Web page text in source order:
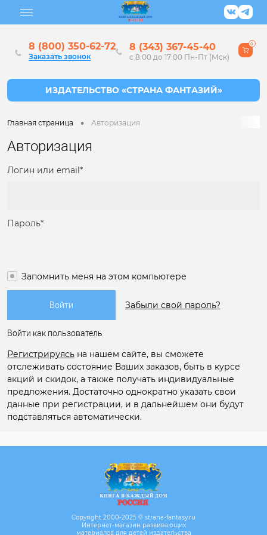
8 (800) 350-62-72
Заказать звонок
8 (343) 367-45-40
с 8:00 до 17:00 Пн-Пт (Мск)
0
Главная страница • Авторизация
Авторизация
Логин или email*
Пароль*
Запомнить меня на этом компьютере
Забыли свой пароль?
Войти как пользователь
Регистрируясь на нашем сайте, вы сможете
отслеживать состояние Ваших заказов, быть в курсе
акций и скидок, а также получать индивидуальные
предложения. Достаточно однократно указать свои
данные при регистрации, и в дальнейшем они будут
подставляться автоматически.
Copyright 2000-2025 © strana-fantasy.ru
Интернет-магазин развивающих
материалов для детей издательства